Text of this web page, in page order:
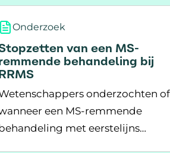
bij stabiele MS
Onderzoek
van een MS-
behandeling bij
onderzochten
een MS-remmende
met eerstelijns
Lees meer over Stopzetten van